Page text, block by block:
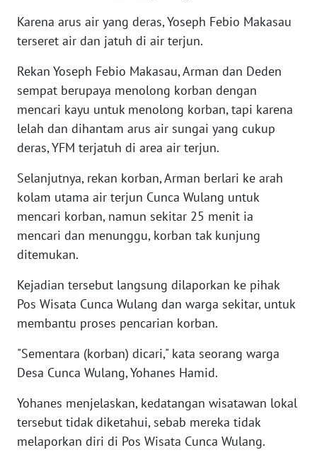
Karena arus air yang deras, Yoseph Febio Makasau
terseret air dan jatuh di air terjun.
Rekan Yoseph Febio Makasau, Arman dan Deden
sempat berupaya menolong korban dengan
mencari kayu untuk menolong korban, tapi karena
lelah dan dihantam arus air sungai yang cukup
deras, YFM terjatuh di area air terjun.
Selanjutnya, rekan korban, Arman berlari ke arah
kolam utama air terjun Cunca Wulang untuk
mencari korban, namun sekitar 25 menit ia
mencari dan menunggu, korban tak kunjung
ditemukan.
Kejadian tersebut langsung dilaporkan ke pihak
Pos Wisata Cunca Wulang dan warga sekitar, untuk
membantu proses pencarian korban.
"Sementara (korban) dicari," kata seorang warga
Desa Cunca Wulang, Yohanes Hamid.
Yohanes menjelaskan, kedatangan wisatawan lokal
tersebut tidak diketahui, sebab mereka tidak
melaporkan diri di Pos Wisata Cunca Wulang.
WN
MAJALENGKA
WN
SUBANG
WN
SUKABUMI
WN
PURWAKARTA
TIMUR
WN
SEMARANG
WN
WN
BOROBUDUR